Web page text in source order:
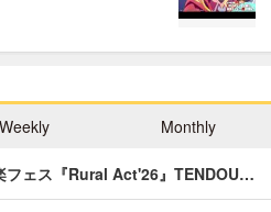
Weekly Monthly
フェス『Rural Act'26』TENDOU…